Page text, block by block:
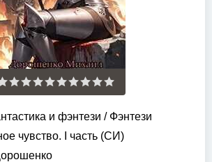
и фэнтези / Фэнтези
чувство. I часть (СИ)